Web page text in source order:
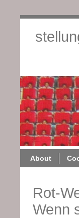
About
Rot-
Wenn